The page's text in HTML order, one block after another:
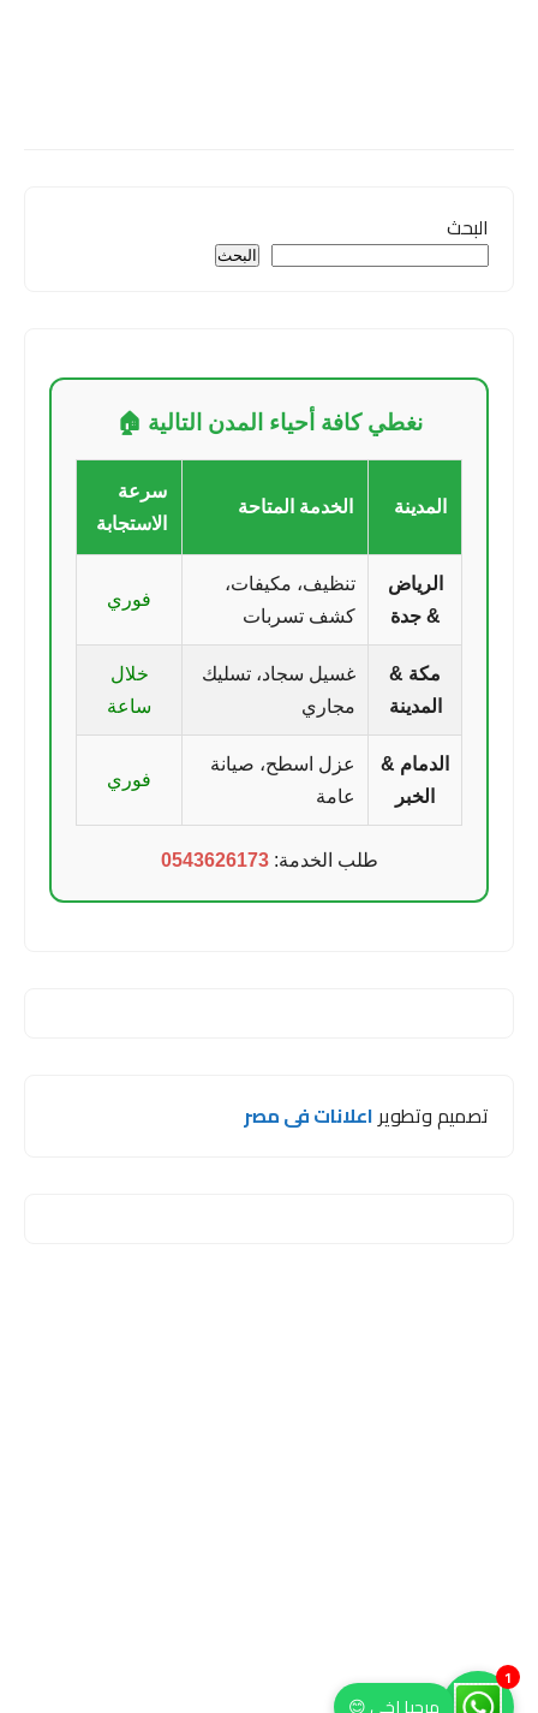
البحث
البحث
نغطي كافة أحياء المدن التالية 🏠
المدينة الخدمة المتاحة
سرعة
الاستجابة
الرياض
& جدة
تنظيف، مكيفات،
كشف تسربات
فوري
مكة &
المدينة
غسيل سجاد، تسليك
مجاري
خلال
ساعة
الدمام &
الخبر
عزل اسطح، صيانة
عامة
فوري
طلب الخدمة:0543626173
تصميم وتطويراعلانات فى مصر